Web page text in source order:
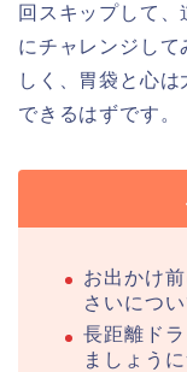
回スキップして
にチャレンジし
しく、胃袋と心
できるはずです。
お出かけ
さいにつ
長距離ド
ましょう